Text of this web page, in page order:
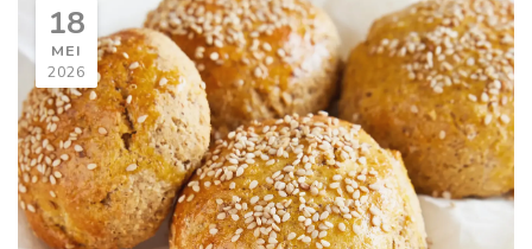
18
MEI
2026